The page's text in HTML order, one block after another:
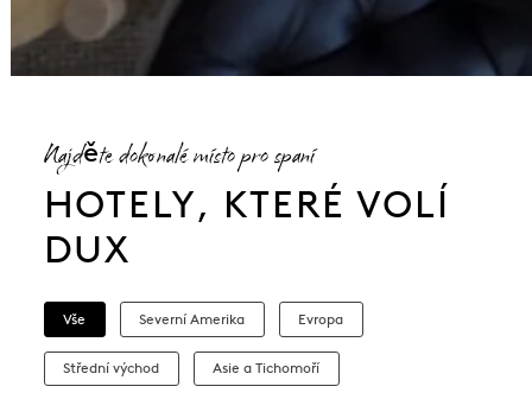
Najděte dokonalé místo pro spaní
HOTELY, KTERÉ VOLÍ
DUX
Vše Severní Amerika Evropa
Střední východ Asie a Tichomoří